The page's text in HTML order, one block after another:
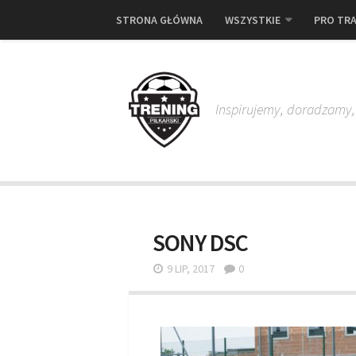
STRONA GŁÓWNA WSZYSTKIE PRO
Inspirujemy,
SONY DSC
9 LIP, 2017 0